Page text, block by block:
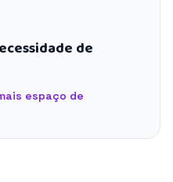
de
espaço de